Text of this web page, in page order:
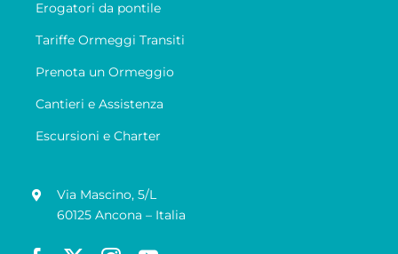
Erogatori da pontile
Tariffe Ormeggi Transiti
Prenota un Ormeggio
Cantieri e Assistenza
Escursioni e Charter
Via Mascino, 5/L
60125 Ancona – Italia